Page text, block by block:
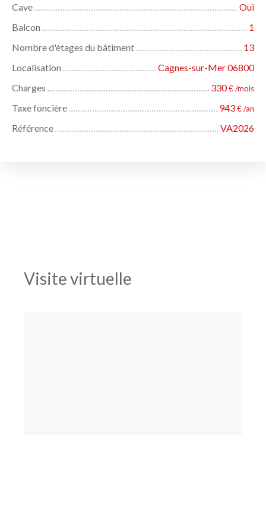
Cave
Oui
Balcon
1
Nombre d'étages du bâtiment
13
Localisation
Cagnes-sur-Mer 06800
Charges
330€ /mois
Taxe foncière 943€ /an
Référence VA2026
Visite virtuelle